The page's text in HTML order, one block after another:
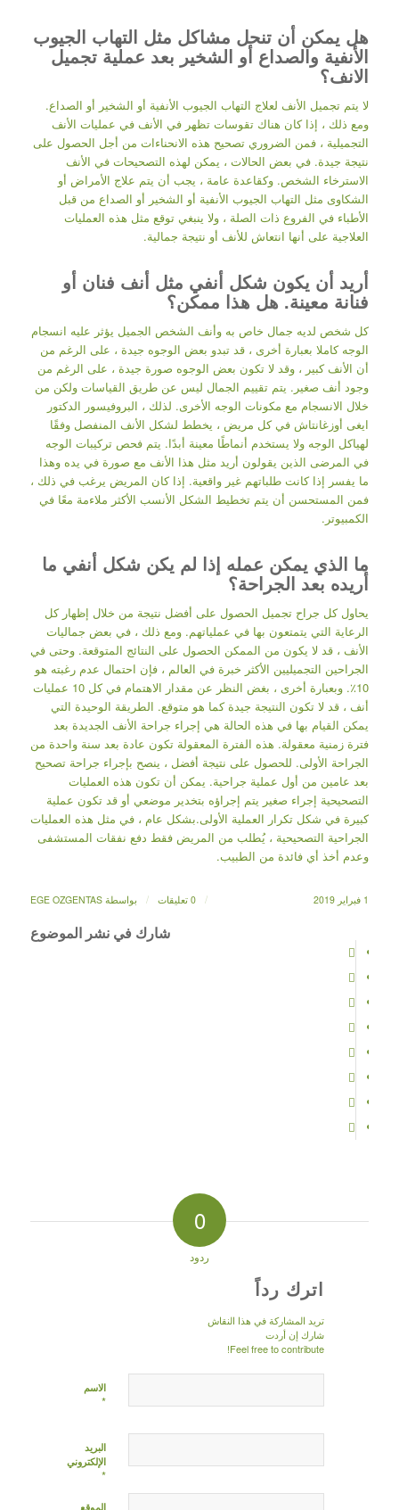
هل يمكن أن تنحل مشاكل مثل التهاب الجيوب
الأنفية والصداع أو الشخير بعد عملية تجميل
الانف؟
لا يتم تجميل الأنف لعلاج التهاب الجيوب الأنفية أو الشخير أو الصداع.
ومع ذلك ، إذا كان هناك تقوسات تظهر في الأنف في عمليات الأنف
التجميلية ، فمن الضروري تصحيح هذه الانحناءات من أجل الحصول على
نتيجة جيدة. في بعض الحالات ، يمكن لهذه التصحيحات في الأنف
الاسترخاء الشخص. وكقاعدة عامة ، يجب أن يتم علاج الأمراض أو
الشكاوى مثل التهاب الجيوب الأنفية أو الشخير أو الصداع من قبل
الأطباء في الفروع ذات الصلة ، ولا ينبغي توقع مثل هذه العمليات
العلاجية على أنها انتعاش للأنف أو نتيجة جمالية.
أريد أن يكون شكل أنفي مثل أنف فنان أو
فنانة معينة. هل هذا ممكن؟
كل شخص لديه جمال خاص به وأنف الشخص الجميل يؤثر عليه انسجام
الوجه كاملا بعبارة أخرى ، قد تبدو بعض الوجوه جيدة ، على الرغم من
أن الأنف كبير ، وقد لا تكون بعض الوجوه صورة جيدة ، على الرغم من
وجود أنف صغير. يتم تقييم الجمال ليس عن طريق القياسات ولكن من
خلال الانسجام مع مكونات الوجه الأخرى. لذلك ، البروفيسور الدكتور
ايغى أوزغانتاش في كل مريض ، يخطط لشكل الأنف المنفصل وفقًا
لهياكل الوجه ولا يستخدم أنماطًا معينة أبدًا. يتم فحص تركيبات الوجه
في المرضى الذين يقولون أريد مثل هذا الأنف مع صورة في يده وهذا
ما يفسر إذا كانت طلباتهم غير واقعية. إذا كان المريض يرغب في ذلك ،
فمن المستحسن أن يتم تخطيط الشكل الأنسب الأكثر ملاءمة معًا في
الكمبيوتر.
ما الذي يمكن عمله إذا لم يكن شكل أنفي ما
أريده بعد الجراحة؟
يحاول كل جراح تجميل الحصول على أفضل نتيجة من خلال إظهار كل
الرعاية التي يتمتعون بها في عملياتهم. ومع ذلك ، في بعض جماليات
الأنف ، قد لا يكون من الممكن الحصول على النتائج المتوقعة. وحتى في
الجراحين التجميليين الأكثر خبرة في العالم ، فإن احتمال عدم رغبته هو
10٪. وبعبارة أخرى ، بغض النظر عن مقدار الاهتمام في كل 10 عمليات
أنف ، قد لا تكون النتيجة جيدة كما هو متوقع. الطريقة الوحيدة التي
يمكن القيام بها في هذه الحالة هي إجراء جراحة الأنف الجديدة بعد
فترة زمنية معقولة. هذه الفترة المعقولة تكون عادة بعد سنة واحدة من
الجراحة الأولى. للحصول على نتيجة أفضل ، ينصح بإجراء جراحة تصحيح
بعد عامين من أول عملية جراحية. يمكن أن تكون هذه العمليات
التصحيحية إجراء صغير يتم إجراؤه بتخدير موضعي أو قد تكون عملية
كبيرة في شكل تكرار العملية الأولى.بشكل عام ، في مثل هذه العمليات
الجراحية التصحيحية ، يُطلب من المريض فقط دفع نفقات المستشفى
وعدم أخذ أي فائدة من الطبيب.
1 فبراير 2019 / 0 تعليقات / بواسطةEGE OZGENTAS
شارك في نشر الموضوع
0
ردود
اترك رداً
تريد المشاركة في هذا النقاش
شارك إن أردت
Feel free to contribute!
الاسم
*
البريد
الإلكتروني
*
الموقع